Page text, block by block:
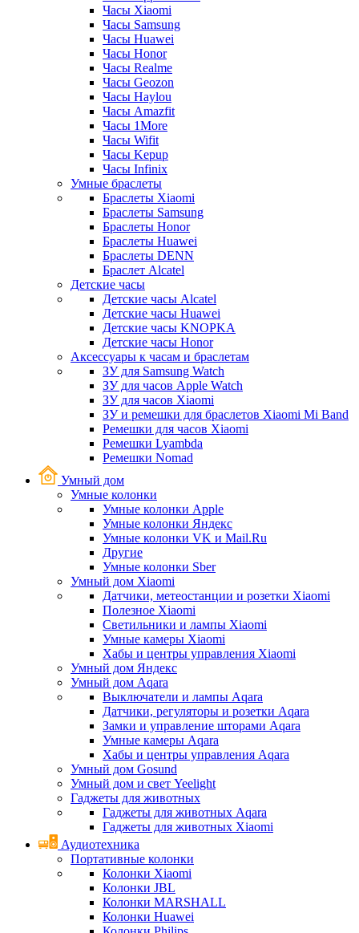
Часы Xiaomi
Часы Samsung
Часы Huawei
Часы Honor
Часы Realme
Часы Geozon
Часы Haylou
Часы Amazfit
Часы 1More
Часы Wifit
Часы Kepup
Часы Infinix
Умные браслеты
Браслеты Xiaomi
Браслеты Samsung
Браслеты Honor
Браслеты Huawei
Браслеты DENN
Браслет Alcatel
Детские часы
Детские часы Alcatel
Детские часы Huawei
Детские часы KNOPKA
Детские часы Honor
Аксессуары к часам и браслетам
ЗУ для Samsung Watch
ЗУ для часов Apple Watch
ЗУ для часов Xiaomi
ЗУ и ремешки для браслетов Xiaomi Mi Band
Ремешки для часов Xiaomi
Ремешки Lyambda
Ремешки Nomad
Умный дом
Умные колонки
Умные колонки Apple
Умные колонки Яндекс
Умные колонки VK и Mail.Ru
Другие
Умные колонки Sber
Умный дом Xiaomi
Датчики, метеостанции и розетки Xiaomi
Полезное Xiaomi
Светильники и лампы Xiaomi
Умные камеры Xiaomi
Хабы и центры управления Xiaomi
Умный дом Яндекс
Умный дом Aqara
Выключатели и лампы Aqara
Датчики, регуляторы и розетки Aqara
Замки и управление шторами Aqara
Умные камеры Aqara
Хабы и центры управления Aqara
Умный дом Gosund
Умный дом и свет Yeelight
Гаджеты для животных
Гаджеты для животных Aqara
Гаджеты для животных Xiaomi
Аудиотехника
Портативные колонки
Колонки Xiaomi
Колонки JBL
Колонки MARSHALL
Колонки Huawei